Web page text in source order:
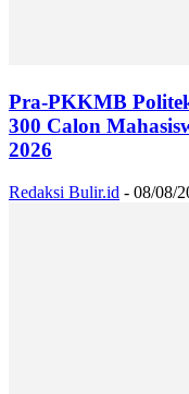
Pra-PKKMB
300 Calon
2026
Redaksi Bulir.id - 08/08/